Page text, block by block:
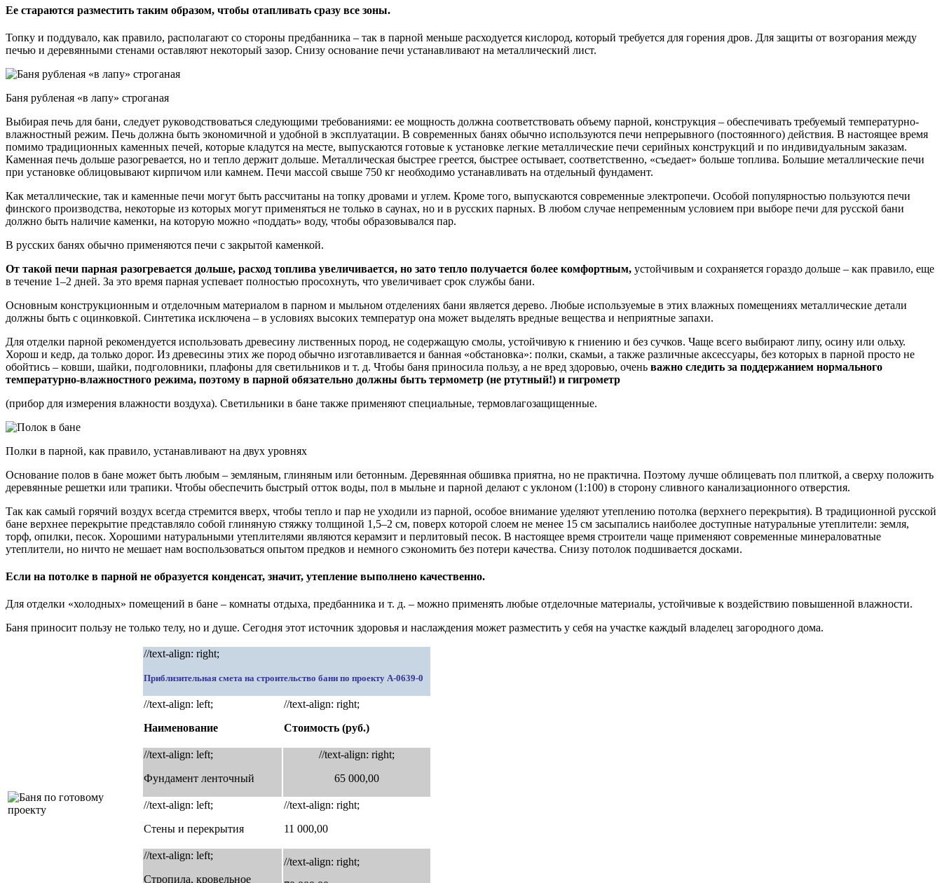
Ее стараются разместить таким образом, чтобы отапливать сразу все зоны.
Топку и поддувало, как правило, располагают со стороны предбанника – так в парной меньше расходуется кислород, который требуется для горения дров. Для защиты от возгорания между
печью и деревянными стенами оставляют некоторый зазор. Снизу основание печи устанавливают на металлический лист.
Баня рубленая «в лапу» строганая
Выбирая печь для бани, следует руководствоваться следующими требованиями: ее мощность должна соответствовать объему парной, конструкция – обеспечивать требуемый температурно-
влажностный режим. Печь должна быть экономичной и удобной в эксплуатации. В современных банях обычно используются печи непрерывного (постоянного) действия. В настоящее время
помимо традиционных каменных печей, которые кладутся на месте, выпускаются готовые к установке легкие металлические печи серийных конструкций и по индивидуальным заказам.
Каменная печь дольше разогревается, но и тепло держит дольше. Металлическая быстрее греется, быстрее остывает, соответственно, «съедает» больше топлива. Большие металлические печи
при установке облицовывают кирпичом или камнем. Печи массой свыше 750 кг необходимо устанавливать на отдельный фундамент.
Как металлические, так и каменные печи могут быть рассчитаны на топку дровами и углем. Кроме того, выпускаются современные электропечи. Особой популярностью пользуются печи
финского производства, некоторые из которых могут применяться не только в саунах, но и в русских парных. В любом случае непременным условием при выборе печи для русской бани
должно быть наличие каменки, на которую можно «поддать» воду, чтобы образовывался пар.
В русских банях обычно применяются печи с закрытой каменкой.
От такой печи парная разогревается дольше, расход топлива увеличивается, но зато тепло получается более комфортным, устойчивым и сохраняется гораздо дольше – как правило, еще
в течение 1–2 дней. За это время парная успевает полностью просохнуть, что увеличивает срок службы бани.
Основным конструкционным и отделочным материалом в парном и мыльном отделениях бани является дерево. Любые используемые в этих влажных помещениях металлические детали
должны быть с оцинковкой. Синтетика исключена – в условиях высоких температур она может выделять вредные вещества и неприятные запахи.
Для отделки парной рекомендуется использовать древесину лиственных пород, не содержащую смолы, устойчивую к гниению и без сучков. Чаще всего выбирают липу, осину или ольху.
Хорош и кедр, да только дорог. Из древесины этих же пород обычно изготавливается и банная «обстановка»: полки, скамьи, а также различные аксессуары, без которых в парной просто не
обойтись – ковши, шайки, подголовники, плафоны для светильников и т. д. Чтобы баня приносила пользу, а не вред здоровью, очень важно следить за поддержанием нормального
температурно-влажностного режима, поэтому в парной обязательно должны быть термометр (не ртутный!) и гигрометр
(прибор для измерения влажности воздуха). Светильники в бане также применяют специальные, термовлагозащищенные.
Полки в парной, как правило, устанавливают на двух уровнях
Основание полов в бане может быть любым – земляным, глиняным или бетонным. Деревянная обшивка приятна, но не практична. Поэтому лучше облицевать пол плиткой, а сверху положить
деревянные решетки или трапики. Чтобы обеспечить быстрый отток воды, пол в мыльне и парной делают с уклоном (1:100) в сторону сливного канализационного отверстия.
Так как самый горячий воздух всегда стремится вверх, чтобы тепло и пар не уходили из парной, особое внимание уделяют утеплению потолка (верхнего перекрытия). В традиционной русской
бане верхнее перекрытие представляло собой глиняную стяжку толщиной 1,5–2 см, поверх которой слоем не менее 15 см засыпались наиболее доступные натуральные утеплители: земля,
торф, опилки, песок. Хорошими натуральными утеплителями являются керамзит и перлитовый песок. В настоящее время строители чаще применяют современные минераловатные
утеплители, но ничто не мешает нам воспользоваться опытом предков и немного сэкономить без потери качества. Снизу потолок подшивается досками.
Если на потолке в парной не образуется конденсат, значит, утепление выполнено качественно.
Для отделки «холодных» помещений в бане – комнаты отдыха, предбанника и т. д. – можно применять любые отделочные материалы, устойчивые к воздействию повышенной влажности.
Баня приносит пользу не только телу, но и душе. Сегодня этот источник здоровья и наслаждения может разместить у себя на участке каждый владелец загородного дома.
//text-align: right;
Приблизительная смета на строительство бани по проекту A-0639-0
//text-align: left;
Наименование
//text-align: right;
Стоимость (руб.)
//text-align: left;
Фундамент ленточный
//text-align: right;
65 000,00
//text-align: left;
Стены и перекрытия
//text-align: right;
11 000,00
//text-align: left;
Стропила, кровельное
//text-align: right;